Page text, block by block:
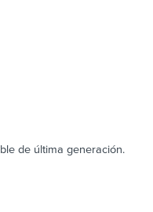
de última generación.